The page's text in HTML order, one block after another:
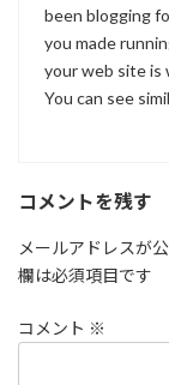
been blogging
you made
your web site is
You can see
コメントを残す
メールアドレスが
欄は必須項目です
コメント ※